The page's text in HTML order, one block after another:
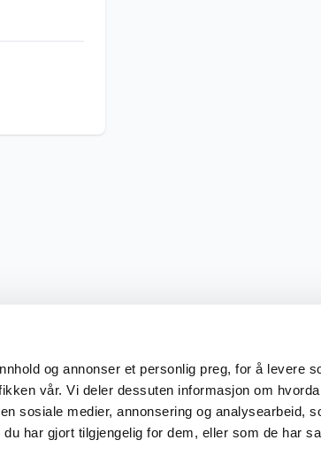
og annonser et personlig preg, for å levere
vår. Vi deler dessuten informasjon om
sosiale medier, annonsering og analysearbeid,
har gjort tilgjengelig for dem, eller som de har